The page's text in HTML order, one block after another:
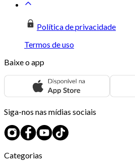
Política de privacidade
Termos de uso
Baixe o app
Siga-nos nas mídias sociais
Categorias